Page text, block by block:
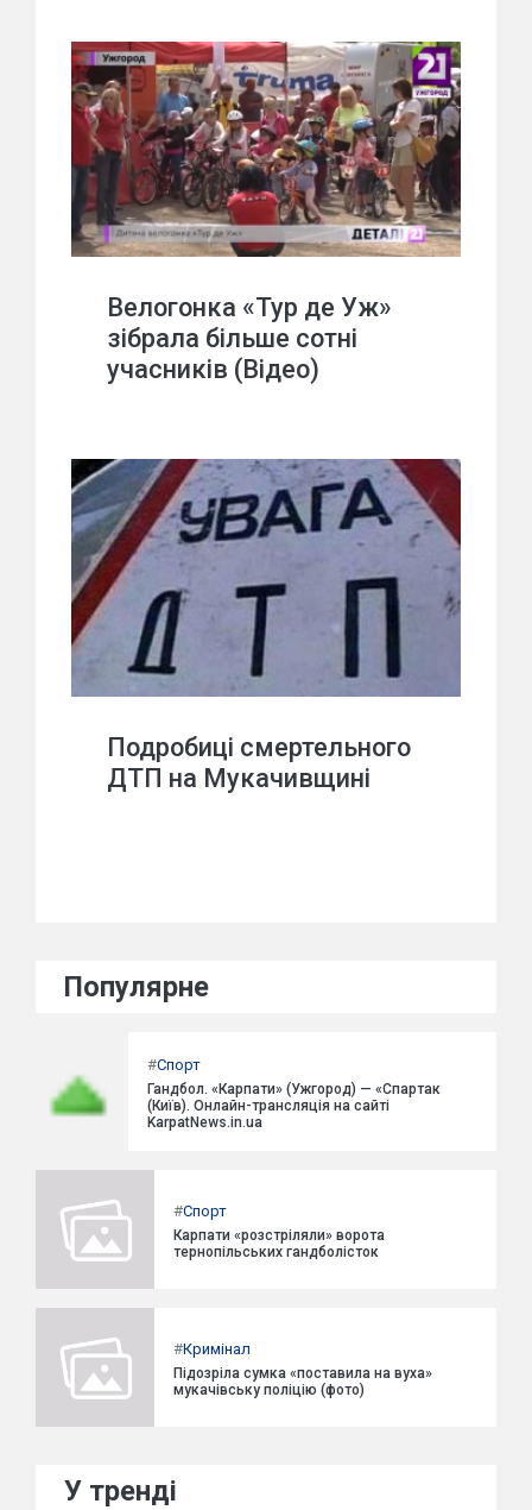
Велогонка «Тур де Уж»
зібрала більше сотні
учасників (Відео)
Подробиці смертельного
ДТП на Мукачивщині
Популярне
#Спорт
Гандбол. «Карпати» (Ужгород) — «Спартак
(Київ). Онлайн-трансляція на сайті
KarpatNews.in.ua
#Спорт
Карпати «розстріляли» ворота
тернопільських гандболісток
#Кримінал
Підозріла сумка «поставила на вуха»
мукачівську поліцію (фото)
У тренді